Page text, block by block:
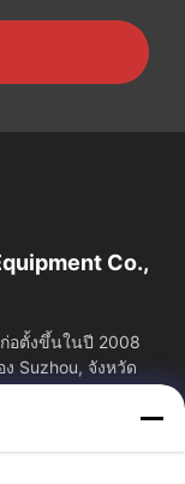
Co.,
อตั้งขึ้นในปี 2008
Suzhou, จังหวัด